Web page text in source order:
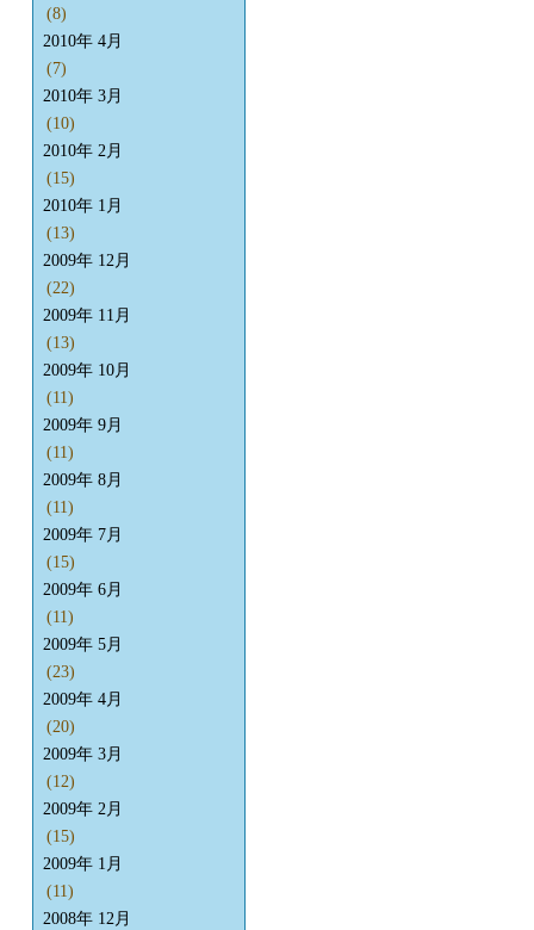
(8)
2010年 4月
(7)
2010年 3月
(10)
2010年 2月
(15)
2010年 1月
(13)
2009年 12月
(22)
2009年 11月
(13)
2009年 10月
(11)
2009年 9月
(11)
2009年 8月
(11)
2009年 7月
(15)
2009年 6月
(11)
2009年 5月
(23)
2009年 4月
(20)
2009年 3月
(12)
2009年 2月
(15)
2009年 1月
(11)
2008年 12月